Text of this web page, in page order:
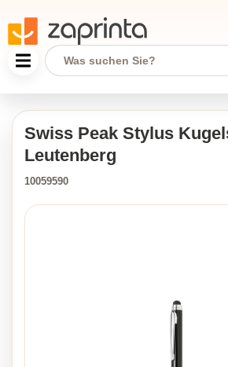
Swiss Peak Stylus
Leutenberg
10059590